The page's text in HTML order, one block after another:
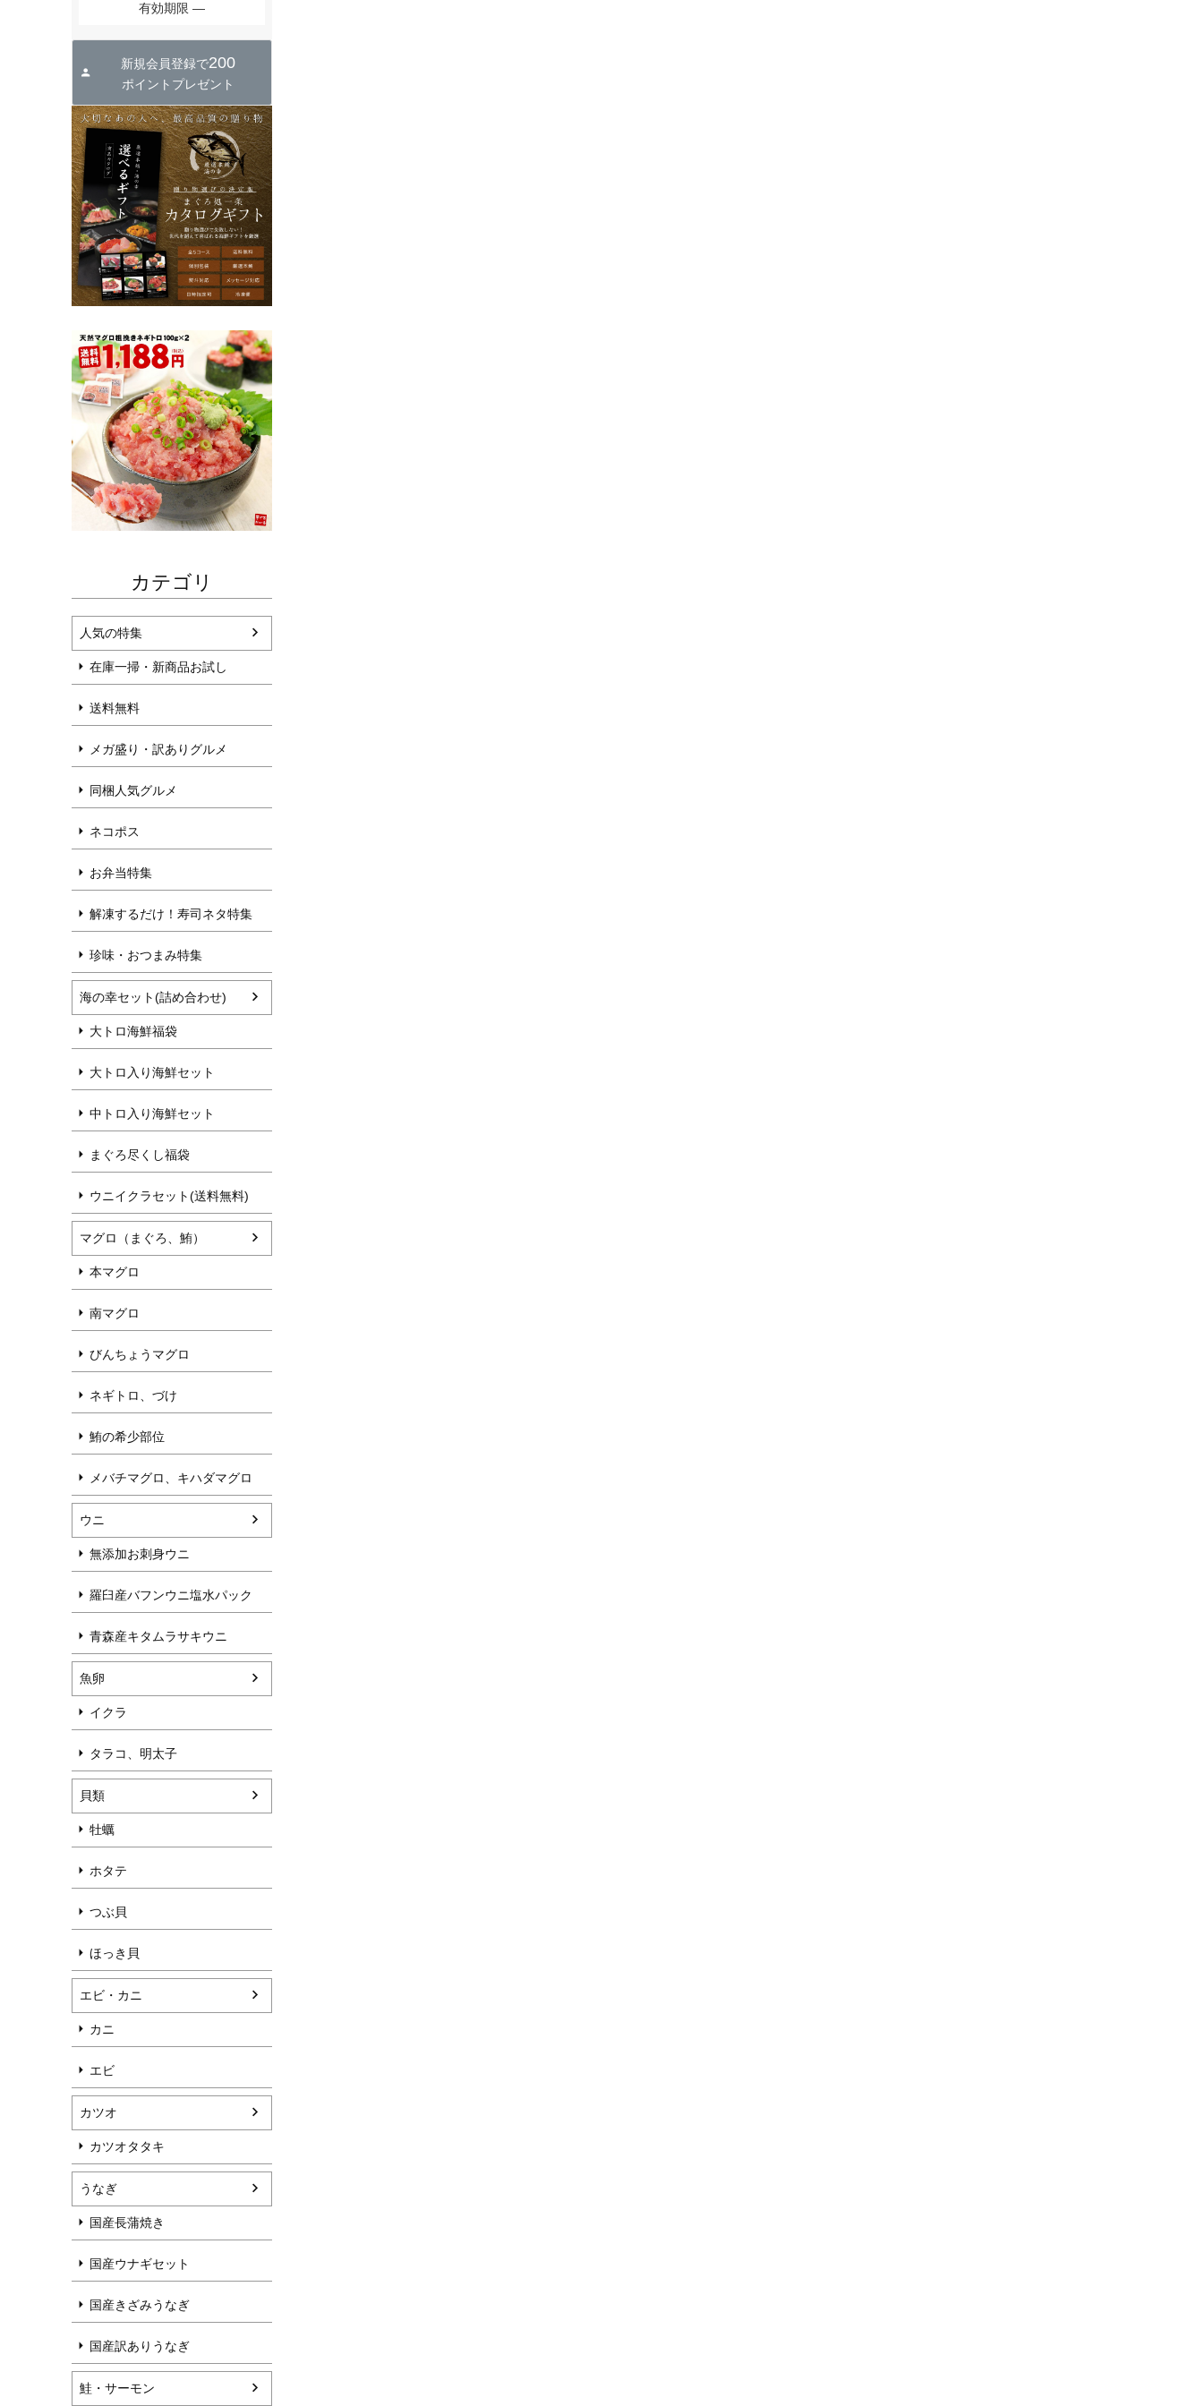
有効期限
新規会員登録で200
ポイントプレゼント
カテゴリ
人気の特集
在庫一掃・新商品お試し
送料無料
メガ盛り・訳ありグルメ
同梱人気グルメ
ネコポス
お弁当特集
解凍するだけ！寿司ネタ特集
珍味・おつまみ特集
海の幸セット(詰め合わせ)
大トロ海鮮福袋
大トロ入り海鮮セット
中トロ入り海鮮セット
まぐろ尽くし福袋
ウニイクラセット(送料無料)
マグロ（まぐろ、鮪）
本マグロ
南マグロ
びんちょうマグロ
ネギトロ、づけ
鮪の希少部位
メバチマグロ、キハダマグロ
ウニ
無添加お刺身ウニ
羅臼産バフンウニ塩水パック
青森産キタムラサキウニ
魚卵
イクラ
タラコ、明太子
貝類
牡蠣
ホタテ
つぶ貝
ほっき貝
エビ・カニ
カニ
エビ
カツオ
カツオタタキ
うなぎ
国産長蒲焼き
国産ウナギセット
国産きざみうなぎ
国産訳ありうなぎ
鮭・サーモン